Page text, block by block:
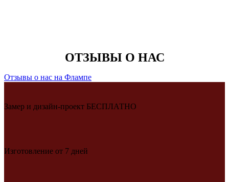
ОТЗЫВЫ О НАС
Отзывы о нас на Флампе
Замер и дизайн-проект БЕСПЛАТНО
Изготовление от 7 дней